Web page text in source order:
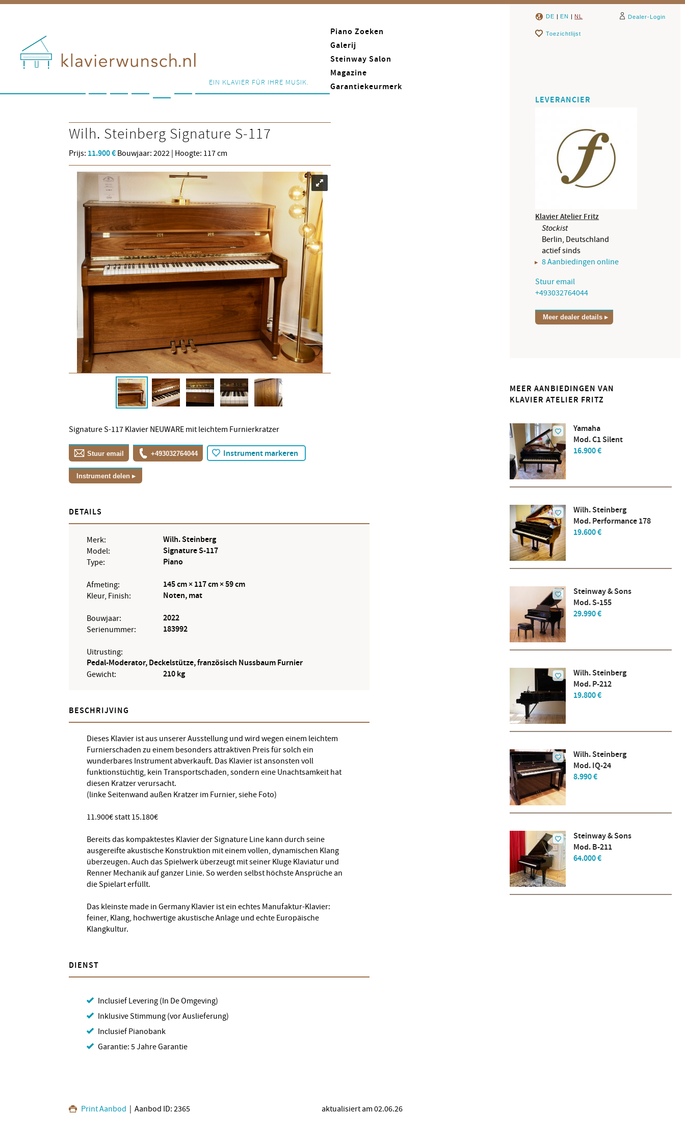
EIN KLAVIER FÜR IHRE MUSIK.
Piano Zoeken
Galerij
Steinway Salon
Magazine
Garantiekeurmerk
Wilh. Steinberg Signature S-117
Prijs: 11.900 € Bouwjaar: 2022 | Hoogte: 117 cm
Signature S-117 Klavier NEUWARE mit leichtem Furnierkratzer
Stuur email +493032764044 Instrument markeren
Instrument delen
DETAILS
Merk: Wilh. Steinberg
Model: Signature S-117
Type: Piano
Afmeting: 145 cm × 117 cm × 59 cm
Kleur, Finish: Noten, mat
Bouwjaar: 2022
Serienummer: 183992
Uitrusting:
Pedal-Moderator, Deckelstütze, französisch Nussbaum Furnier
Gewicht: 210 kg
BESCHRIJVING
Dieses Klavier ist aus unserer Ausstellung und wird wegen einem leichtem
Furnierschaden zu einem besonders attraktiven Preis für solch ein
wunderbares Instrument abverkauft. Das Klavier ist ansonsten voll
funktionstüchtig, kein Transportschaden, sondern eine Unachtsamkeit hat
diesen Kratzer verursacht.
(linke Seitenwand außen Kratzer im Furnier, siehe Foto)
11.900€ statt 15.180€
Bereits das kompaktestes Klavier der Signature Line kann durch seine
ausgereifte akustische Konstruktion mit einem vollen, dynamischen Klang
überzeugen. Auch das Spielwerk überzeugt mit seiner Kluge Klaviatur und
Renner Mechanik auf ganzer Linie. So werden selbst höchste Ansprüche an
die Spielart erfüllt.
Das kleinste made in Germany Klavier ist ein echtes Manufaktur-Klavier:
feiner, Klang, hochwertige akustische Anlage und echte Europäische
Klangkultur.
DIENST
Inclusief Levering (In De Omgeving)
Inklusive Stimmung (vor Auslieferung)
Inclusief Pianobank
Garantie: 5 Jahre Garantie
Print Aanbod | Aanbod ID: 2365 aktualisiert am 02.06.26
DE | EN | NL Dealer-Login
Toezichtlijst
LEVERANCIER
Klavier Atelier Fritz
Stockist
Berlin, Deutschland
actief sinds
8 Aanbiedingen online
Stuur email
+493032764044
Meer dealer details
MEER AANBIEDINGEN VAN
KLAVIER ATELIER FRITZ
Yamaha
Mod. C1 Silent
16.900 €
Wilh. Steinberg
Mod. Performance 178
19.600 €
Steinway & Sons
Mod. S-155
29.990 €
Wilh. Steinberg
Mod. P-212
19.800 €
Wilh. Steinberg
Mod. IQ-24
8.990 €
Steinway & Sons
Mod. B-211
64.000 €